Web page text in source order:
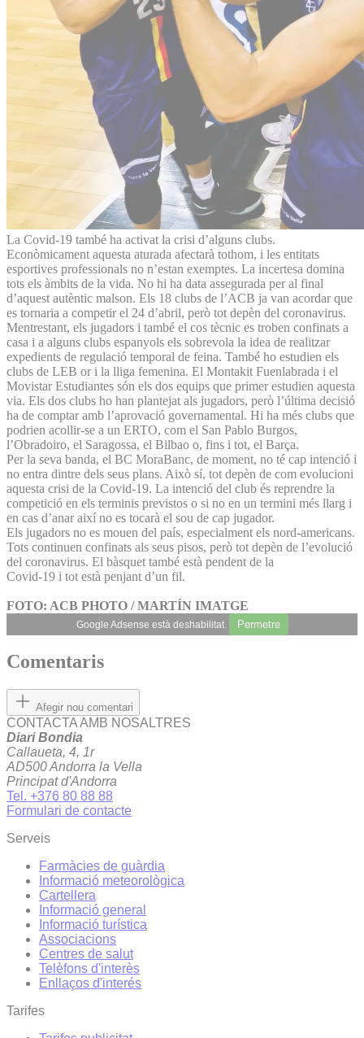
La Covid-19 també ha activat la crisi d’alguns clubs.
Econòmicament aquesta aturada afectarà tothom, i les entitats
esportives professionals no n’estan exemptes. La incertesa domina
tots els àmbits de la vida. No hi ha data assegurada per al final
d’aquest autèntic malson. Els 18 clubs de l’ACB ja van acordar que
es tornaria a competir el 24 d’abril, però tot depèn del coronavirus.
Mentrestant, els jugadors i també el cos tècnic es troben confinats a
casa i a alguns clubs espanyols els sobrevola la idea de realitzar
expedients de regulació temporal de feina. També ho estudien els
clubs de LEB or i la lliga femenina. El Montakit Fuenlabrada i el
Movistar Estudiantes són els dos equips que primer estudien aquesta
via. Els dos clubs ho han plantejat als jugadors, però l’última decisió
ha de comptar amb l’aprovació governamental. Hi ha més clubs que
podrien acollir-se a un ERTO, com el San Pablo Burgos,
l’Obradoiro, el Saragossa, el Bilbao o, fins i tot, el Barça.
Per la seva banda, el BC MoraBanc, de moment, no té cap intenció i
no entra dintre dels seus plans. Això sí, tot depèn de com evolucioni
aquesta crisi de la Covid-19. La intenció del club és reprendre la
competició en els terminis previstos o si no en un termini més llarg i
en cas d’anar així no es tocarà el sou de cap jugador.
Els jugadors no es mouen del país, especialment els nord-americans.
Tots continuen confinats als seus pisos, però tot depèn de l’evolució
del coronavirus. El bàsquet també està pendent de la
Covid-19 i tot està penjant d’un fil.
FOTO: ACB PHOTO / MARTÍN IMATGE
Google Adsense està deshabilitat. Permetre
Comentaris
Afegir nou comentari
CONTACTA AMB NOSALTRES
Diari Bondia
Callaueta, 4, 1r
AD500 Andorra la Vella
Principat d'Andorra
Tel. +376 80 88 88
Formulari de contacte
Serveis
Farmàcies de guàrdia
Informació meteorològica
Cartellera
Informació general
Informació turística
Associacions
Centres de salut
Telèfons d'interès
Enllaços d'interés
Tarifes